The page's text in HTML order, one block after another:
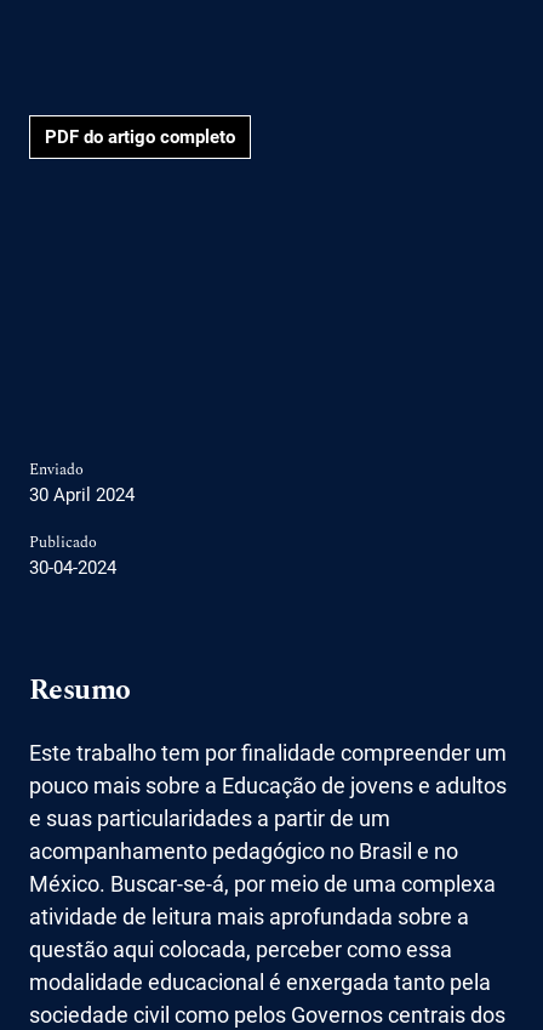
PDF do artigo completo
Enviado
30 April 2024
Publicado
30-04-2024
Resumo
Este trabalho tem por finalidade compreender um
pouco mais sobre a Educação de jovens e adultos
e suas particularidades a partir de um
acompanhamento pedagógico no Brasil e no
México. Buscar-se-á, por meio de uma complexa
atividade de leitura mais aprofundada sobre a
questão aqui colocada, perceber como essa
modalidade educacional é enxergada tanto pela
sociedade civil como pelos Governos centrais dos